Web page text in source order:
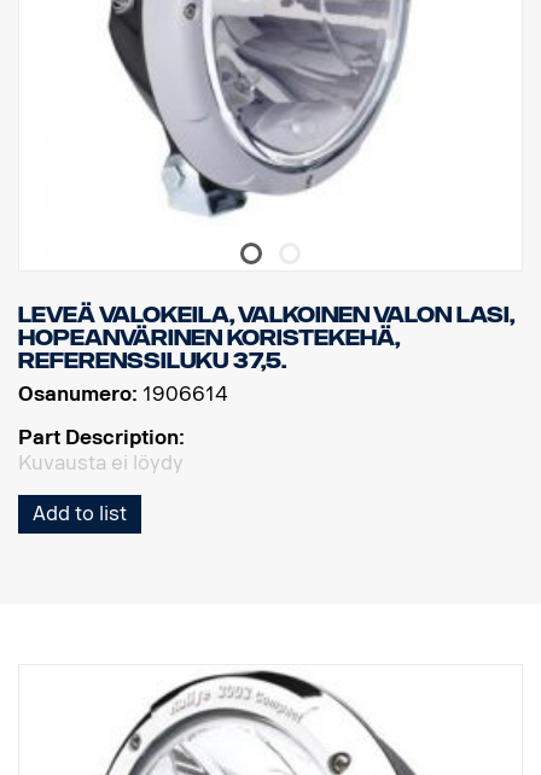
Leveä valokeila, valkoinen valon lasi,
hopeanvärinen koristekehä,
referenssiluku 37,5.
Osanumero: 1906614
Part Description:
Kuvausta ei löydy
Add to list